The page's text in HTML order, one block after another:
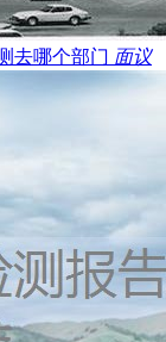
去哪个部门 面议